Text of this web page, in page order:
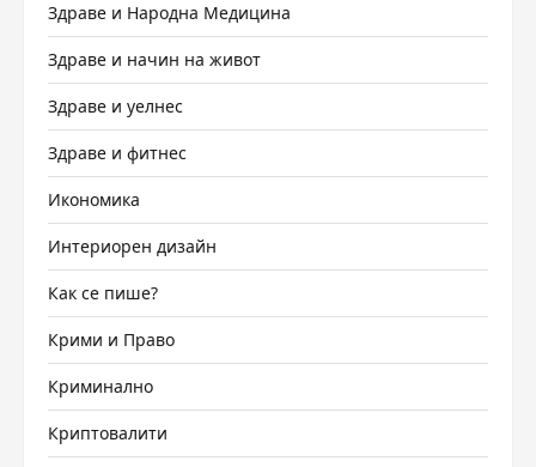
Здраве и Народна Медицина
Здраве и начин на живот
Здраве и уелнес
Здраве и фитнес
Икономика
Интериорен дизайн
Как се пише?
Крими и Право
Криминално
Криптовалити